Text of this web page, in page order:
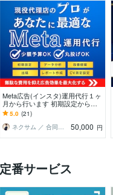
Meta広告(インスタ)運用代行１ヶ
月から行います 初期設定から運
用まで完全サポート致します！
5.0 (21)
ネクサム ／ 合同会社Nexum
50,000 円
定番サービス